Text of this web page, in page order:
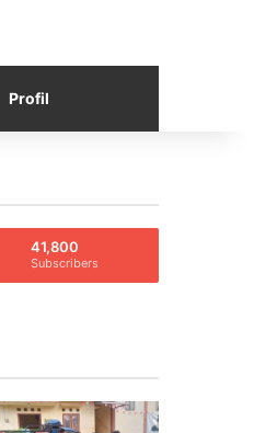
Profil
41,800
Subscribers